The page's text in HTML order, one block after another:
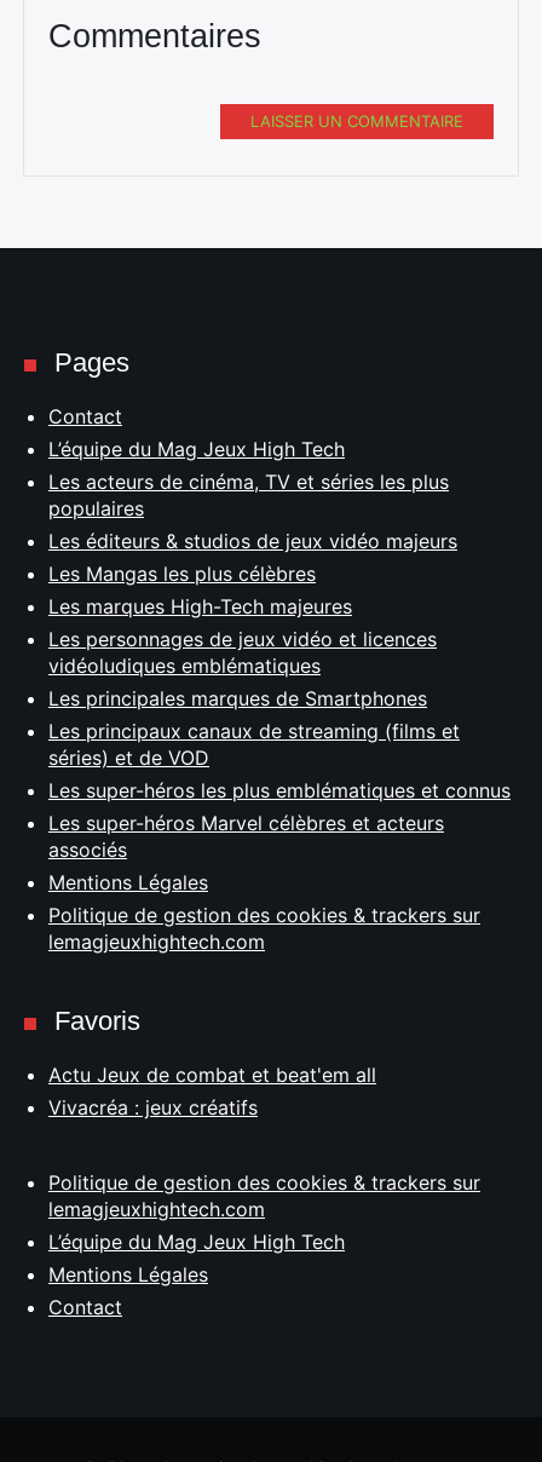
Commentaires
LAISSER UN COMMENTAIRE
Pages
Contact
L’équipe du Mag Jeux High Tech
Les acteurs de cinéma, TV et séries les plus
populaires
Les éditeurs & studios de jeux vidéo majeurs
Les Mangas les plus célèbres
Les marques High-Tech majeures
Les personnages de jeux vidéo et licences
vidéoludiques emblématiques
Les principales marques de Smartphones
Les principaux canaux de streaming (films et
séries) et de VOD
Les super-héros les plus emblématiques et connus
Les super-héros Marvel célèbres et acteurs
associés
Mentions Légales
Politique de gestion des cookies & trackers sur
lemagjeuxhightech.com
Favoris
Actu Jeux de combat et beat'em all
Vivacréa : jeux créatifs
Politique de gestion des cookies & trackers sur
lemagjeuxhightech.com
L’équipe du Mag Jeux High Tech
Mentions Légales
Contact